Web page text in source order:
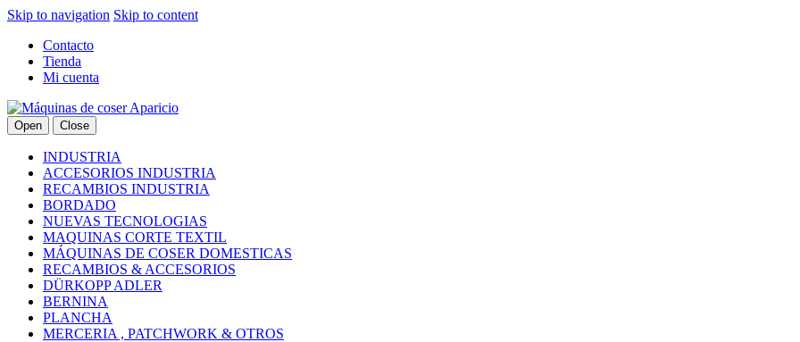
Skip to navigation Skip to content
Contacto
Tienda
Mi cuenta
Open Close
INDUSTRIA
ACCESORIOS INDUSTRIA
RECAMBIOS INDUSTRIA
BORDADO
NUEVAS TECNOLOGIAS
MAQUINAS CORTE TEXTIL
MÁQUINAS DE COSER DOMESTICAS
RECAMBIOS & ACCESORIOS
DÜRKOPP ADLER
BERNINA
PLANCHA
MERCERIA , PATCHWORK & OTROS